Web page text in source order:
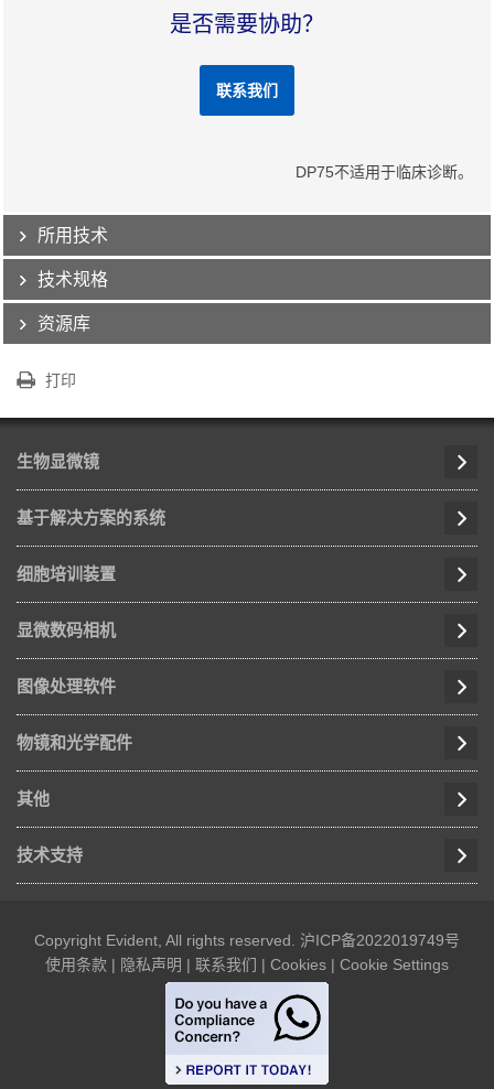
是否需要协助？
联系我们
DP75不适用于临床诊断。
所用技术
技术规格
资源库
打印
生物显微镜
基于解决方案的系统
细胞培训装置
显微数码相机
图像处理软件
物镜和光学配件
其他
技术支持
Copyright Evident, All rights reserved. 沪ICP备2022019749号
使用条款 | 隐私声明 | 联系我们 | Cookies | Cookie Settings